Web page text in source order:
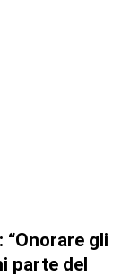
gli
parte del